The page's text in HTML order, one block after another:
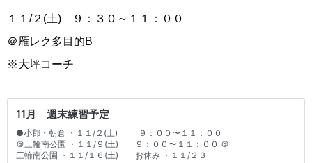
１１/２(土) ９：３０～１１：００
＠雁レク多目的B
※大坪コーチ